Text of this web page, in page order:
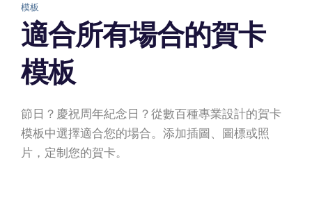
模板
適合所有場合的賀卡
模板
節日？慶祝周年紀念日？從數百種專業設計的賀卡
模板中選擇適合您的場合。添加插圖、圖標或照
片，定制您的賀卡。